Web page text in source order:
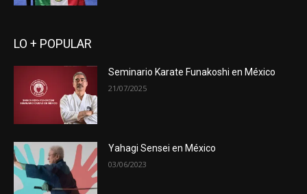
LO + POPULAR
Seminario Karate Funakoshi en México
21/07/2025
Yahagi Sensei en México
03/06/2023